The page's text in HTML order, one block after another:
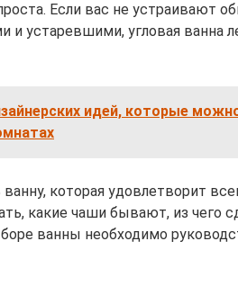
Если вас не устраивают
и устаревшими, угловая ванна
идей, которые
которая удовлетворит
какие чаши бывают, из чего
ванны необходимо